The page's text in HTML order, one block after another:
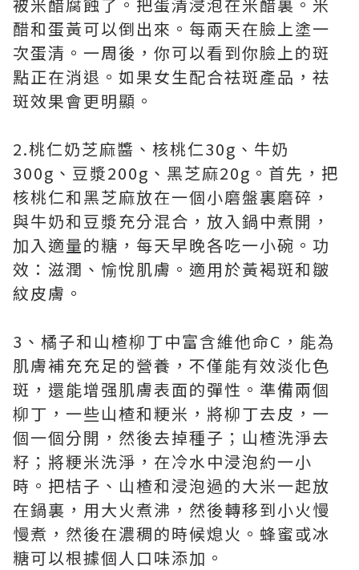
醋和蛋黃可以倒出來。每兩天在臉上塗一
次蛋清。一周後，你可以看到你臉上的斑
點正在消退。如果女生配合祛斑產品，祛
斑效果會更明顯。
2.桃仁奶芝麻醬、核桃仁30g、牛奶
300g、豆漿200g、黑芝麻20g。首先，把
核桃仁和黑芝麻放在一個小磨盤裏磨碎，
與牛奶和豆漿充分混合，放入鍋中煮開，
加入適量的糖，每天早晚各吃一小碗。功
效：滋潤、愉悅肌膚。適用於黃褐斑和皺
紋皮膚。
3、橘子和山楂柳丁中富含維他命C，能為
肌膚補充充足的營養，不僅能有效淡化色
斑，還能增强肌膚表面的彈性。準備兩個
柳丁，一些山楂和粳米，將柳丁去皮，一
個一個分開，然後去掉種子；山楂洗淨去
籽；將粳米洗淨，在冷水中浸泡約一小
時。把桔子、山楂和浸泡過的大米一起放
在鍋裏，用大火煮沸，然後轉移到小火慢
慢煮，然後在濃稠的時候熄火。蜂蜜或冰
糖可以根據個人口味添加。